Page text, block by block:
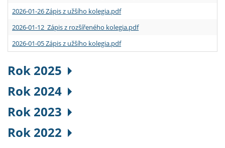
2026-01-26 Zápis z užšího kolegia.pdf
2026-01-12 Zápis z rozšířeného kolegia.pdf
2026-01-05 Zápis z užšího kolegia.pdf
Rok 2025
Rok 2024
Rok 2023
Rok 2022